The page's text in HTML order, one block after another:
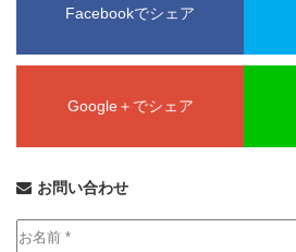
Facebookでシェア
Google＋でシェア
お問い合わせ